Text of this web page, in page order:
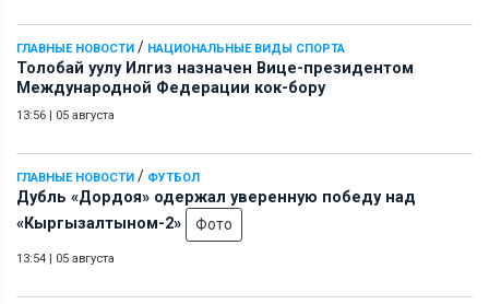
ГЛАВНЫЕ НОВОСТИ / НАЦИОНАЛЬНЫЕ ВИДЫ СПОРТА
Толобай уулу Илгиз назначен Вице-президентом
Международной Федерации кок-бору
13:56 | 05 августа
ГЛАВНЫЕ НОВОСТИ / ФУТБОЛ
Дубль «Дордоя» одержал уверенную победу над
«Кыргызалтыном-2»
Фото
13:54 | 05 августа